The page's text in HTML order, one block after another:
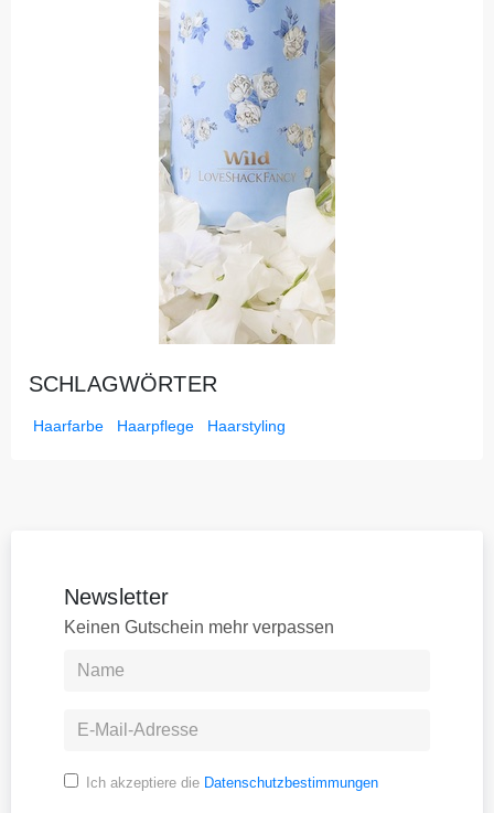
SCHLAGWÖRTER
Haarfarbe Haarpflege Haarstyling
Newsletter
Keinen Gutschein mehr verpassen
Ich akzeptiere die Datenschutzbestimmungen